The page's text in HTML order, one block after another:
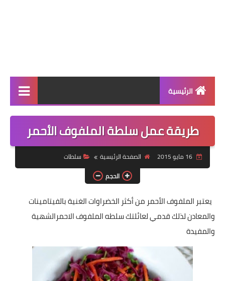
الرئيسية
الرئيسية
أطباق ووجبات
أطباق رئيسية
أطباق جانبية
مقبلات
سلطات
ساندويشات
طريقة عمل سلطة الملفوف الأحمر‬‎
16 مايو 2015 الصفحة الرئيسية
سلطات
الحجم
يعتبر الملفوف الأحمر من أكثر الخضراوات الغنية بالفيتامينات
والمعادن لذلك قدمي لعائلتك سلطه الملفوف الاحمرالشهية
والمفيدة